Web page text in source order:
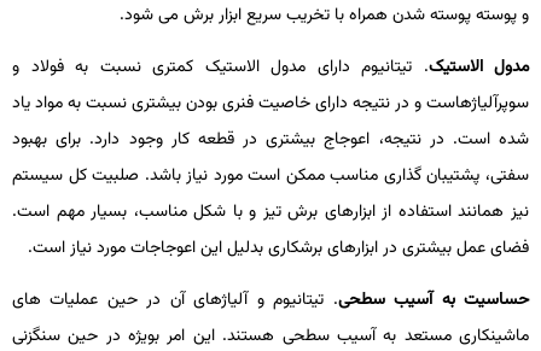
و پوسته پوسته شدن همراه با تخریب سریع ابزار برش می­ شود.
مدول الاستیک. تیتانیوم دارای مدول الاستیک کمتری نسبت به فولاد و
سوپرآلیاژهاست و در نتیجه دارای خاصیت فنری­ بودن بیشتری نسبت به مواد یاد
شده است. در نتیجه، اعوجاج بیشتری در قطعه کار وجود دارد. برای بهبود
سفتی، پشتیبان­ گذاری مناسب ممکن است مورد نیاز باشد. صلبیت کل سیستم
نیز همانند استفاده از ابزارهای برش تیز و با شکل مناسب، بسیار مهم است.
فضای عمل بیشتری در ابزارهای برشکاری بدلیل این اعوجاجات مورد نیاز است.
حساسیت به آسیب سطحی. تیتانیوم و آلیاژهای آن در حین عملیات­ های
ماشین­کاری مستعد به آسیب سطحی هستند. این امر بویژه در حین سنگ­زنی